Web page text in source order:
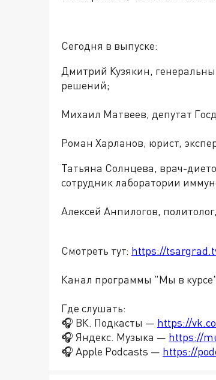
Сегодня в выпуске:
Дмитрий Кузякин,
решений;
Михаил Матвеев, депутат
Роман Харланов, юрист,
Татьяна Солнцева, врач-
сотрудник лаборатории
Алексей Анпилогов,
Смотреть тут: https://
Канал программы "Мы в
Где слушать:
🎧 ВК. Подкасты — https://
🎧 Яндекс. Музыка — https://
🎧 Apple Podcasts — https://